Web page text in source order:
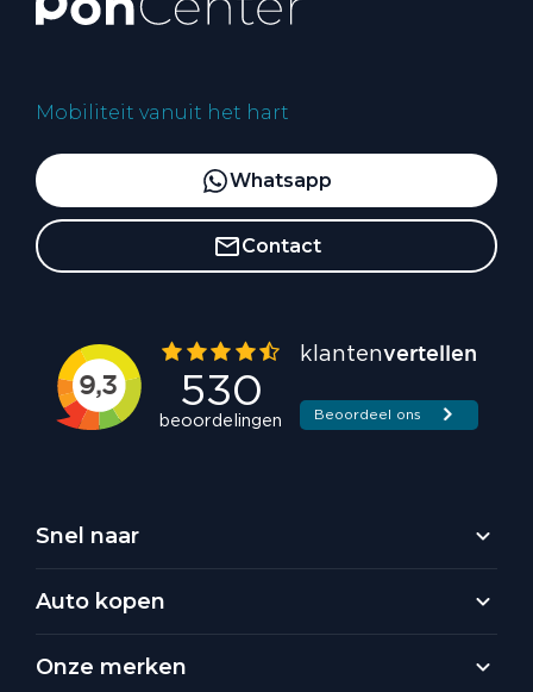
Mobiliteit vanuit het hart
Whatsapp
Contact
Snel naar
Auto kopen
Onze merken